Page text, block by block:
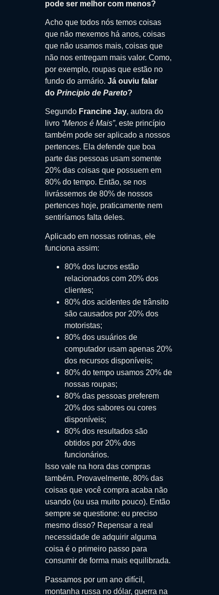
pode ser melhor com menos?
Acho que todos nós temos coisas
que não mexemos há anos, coisas
que não usamos mais, coisas que
não nos entregam mais valor. Como,
por exemplo, roupas que estão no
fundo do armário. Já ouviu falar
do Principio de Pareto?
Segundo Francine Jay, autora do
livro “Menos é Mais”, este princípio
também pode ser aplicado a nossos
pertences. Ela defende que boa
parte das pessoas usam somente
20% das coisas que possuem em
80% do tempo. Então, se nos
livrássemos de 80% de nossos
pertences hoje, praticamente nem
sentiríamos falta deles.
Aplicado em nossas rotinas, ele
funciona assim:
80% dos lucros estão
relacionados com 20% dos
clientes;
80% dos acidentes de trânsito
são causados por 20% dos
motoristas;
80% dos usuários de
computador usam apenas 20%
dos recursos disponíveis;
80% do tempo usamos 20% de
nossas roupas;
80% das pessoas preferem
20% dos sabores ou cores
disponíveis;
80% dos resultados são
obtidos por 20% dos
funcionários.
Isso vale na hora das compras
também. Provavelmente, 80% das
coisas que você compra acaba não
usando (ou usa muito pouco). Então
sempre se questione: eu preciso
mesmo disso? Repensar a real
necessidade de adquirir alguma
coisa é o primeiro passo para
consumir de forma mais equilibrada.
Passamos por um ano difícil,
montanha russa no dólar, guerra na